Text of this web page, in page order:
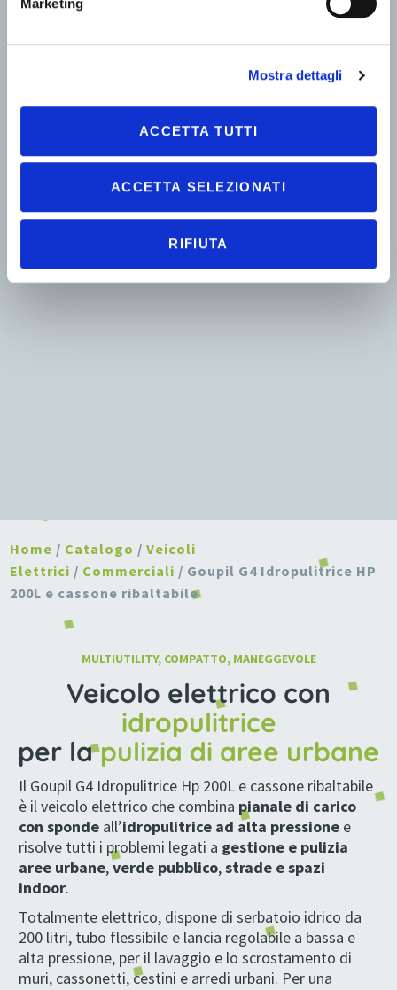
Marketing
Mostra dettagli
ACCETTA TUTTI
ACCETTA SELEZIONATI
RIFIUTA
Home / Catalogo /Veicoli
Elettrici / Commerciali / Goupil G4 Idropulitrice HP
200L e cassone ribaltabile
MULTIUTILITY, COMPATTO, MANEGGEVOLE
Veicolo elettrico con
idropulitrice
per lapulizia di aree urbane
Il Goupil G4 Idropulitrice Hp 200L e cassone ribaltabile
è il veicolo elettrico che combina pianale di carico
con spondeall’idropulitrice ad alta pressione e
risolve tutti i problemi legati a gestione e pulizia
aree urbane,verde pubblico,strade e spazi
indoor.
Totalmente elettrico, dispone di serbatoio idrico da
200 litri, tubo flessibile e lancia regolabile a bassa e
alta pressione, per il lavaggio e lo scrostamento di
muri, cassonetti, cestini e arredi urbani. Per una